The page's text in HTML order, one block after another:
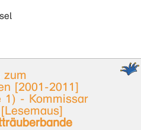
zum
[2001-2011]
1) - Kommissar